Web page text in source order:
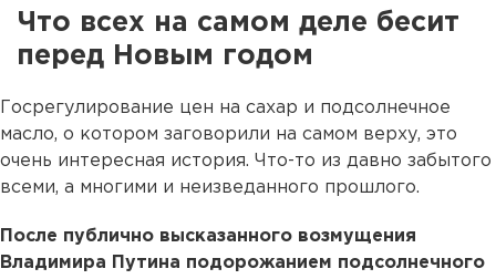
Что всех на самом деле бесит
перед Новым годом
Госрегулирование цен на сахар и подсолнечное
масло, о котором заговорили на самом верху, это
очень интересная история. Что-то из давно забытого
всеми, а многими и неизведанного прошлого.
После публично высказанного возмущения
Владимира Путина подорожанием подсолнечного